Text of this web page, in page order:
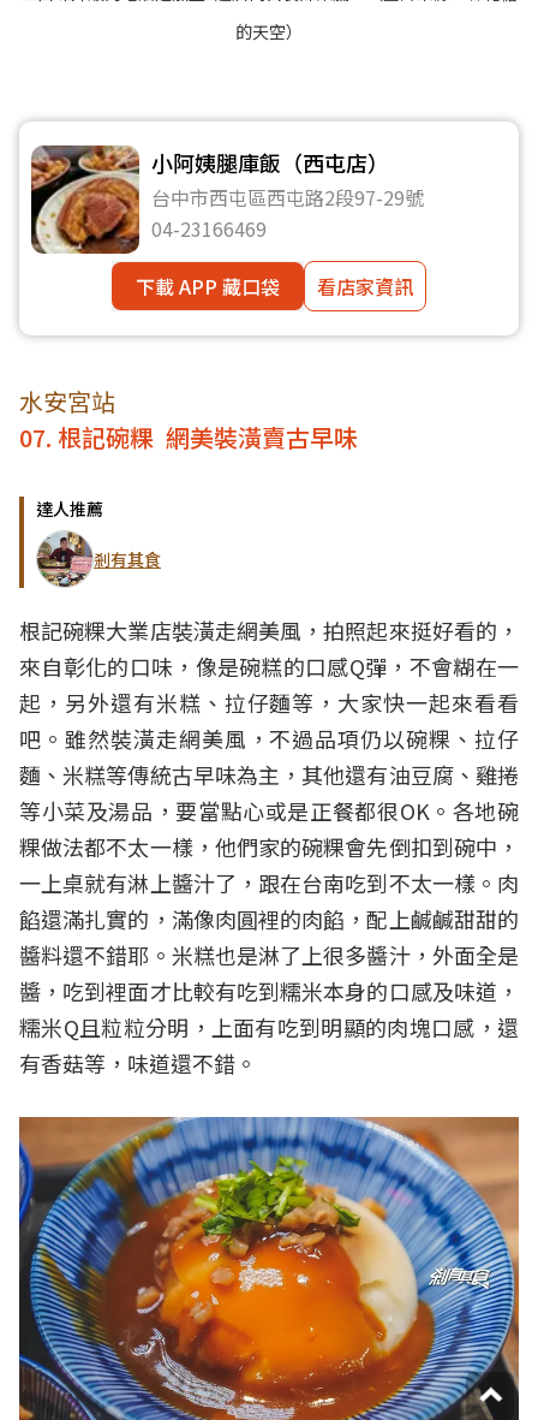
的天空）
小阿姨腿庫飯（西屯店）
台中市西屯區西屯路2段97-29號
04-23166469
下載 APP 藏口袋
看店家資訊
水安宮站
07. 根記碗粿 網美裝潢賣古早味
達人推薦
剎有其食
根記碗粿大業店裝潢走網美風，拍照起來挺好看的，
來自彰化的口味，像是碗糕的口感Q彈，不會糊在一
起，另外還有米糕、拉仔麵等，大家快一起來看看
吧。雖然裝潢走網美風，不過品項仍以碗粿、拉仔
麵、米糕等傳統古早味為主，其他還有油豆腐、雞捲
等小菜及湯品，要當點心或是正餐都很OK。各地碗
粿做法都不太一樣，他們家的碗粿會先倒扣到碗中，
一上桌就有淋上醬汁了，跟在台南吃到不太一樣。肉
餡還滿扎實的，滿像肉圓裡的肉餡，配上鹹鹹甜甜的
醬料還不錯耶。米糕也是淋了上很多醬汁，外面全是
醬，吃到裡面才比較有吃到糯米本身的口感及味道，
糯米Q且粒粒分明，上面有吃到明顯的肉塊口感，還
有香菇等，味道還不錯。